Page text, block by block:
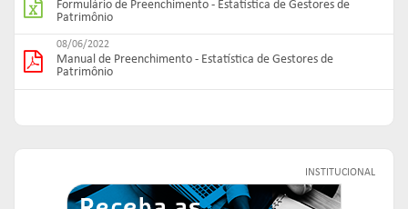
Formulário de Preenchimento - Estatística de Gestores de
Patrimônio
08/06/2022
Manual de Preenchimento - Estatística de Gestores de
Patrimônio
INSTITUCIONAL